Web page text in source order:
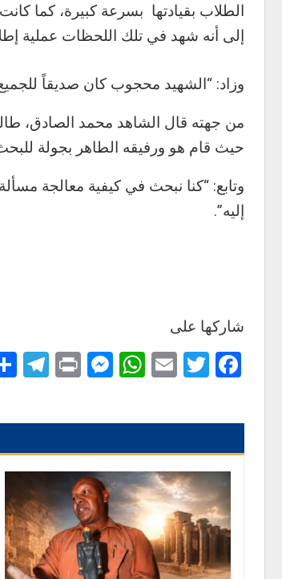
الطلاب بقيادتها بسرعة كبيرة، كما
إلى أنه شهد في تلك اللحظات عملية
وزاد: “الشهيد محجوب كان صديقاً
من جهته قال الشاهد محمد الصادق،
حيث قام هو ورفيقه الطاهر بجولة
وتابع: “كنا نبحث في كيفية معالجة
إليه”.
شاركها على
Facebook
Twitter
Email
WhatsApp
Print